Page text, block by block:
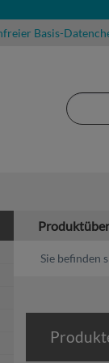
Basis-
Sie befinden